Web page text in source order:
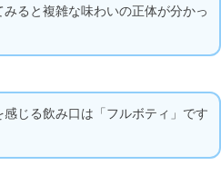
ると複雑な味わいの正体が分かっ
感じる飲み口は「フルボティ」です